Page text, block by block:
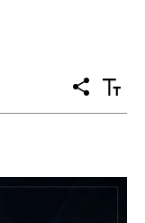
공
유
텍
스